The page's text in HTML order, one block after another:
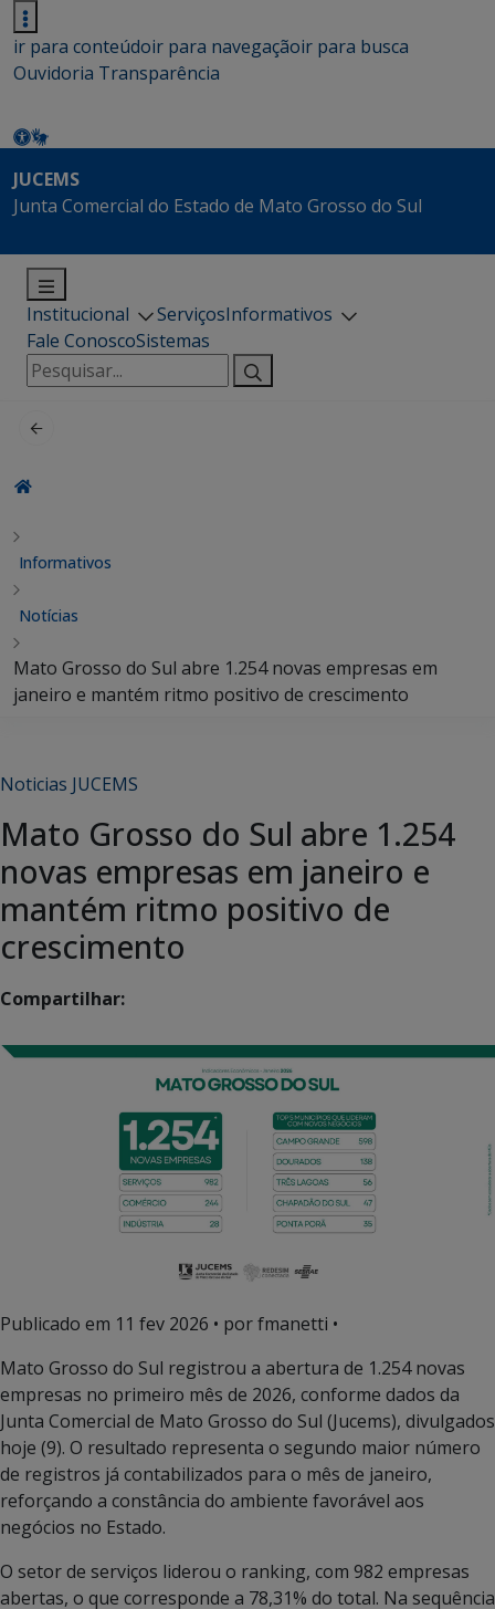
ir para conteúdoir para navegaçãoir para busca
Ouvidoria Transparência
JUCEMS
Junta Comercial do Estado de Mato Grosso do Sul
Institucional ServiçosInformativos
Fale ConoscoSistemas
Pesquisar
por:
Informativos
Notícias
Mato Grosso do Sul abre 1.254 novas empresas em
janeiro e mantém ritmo positivo de crescimento
Noticias JUCEMS
Mato Grosso do Sul abre 1.254
novas empresas em janeiro e
mantém ritmo positivo de
crescimento
Compartilhar:
Publicado em 11 fev 2026 • por fmanetti •
Mato Grosso do Sul registrou a abertura de 1.254 novas
empresas no primeiro mês de 2026, conforme dados da
Junta Comercial de Mato Grosso do Sul (Jucems), divulgados
hoje (9). O resultado representa o segundo maior número
de registros já contabilizados para o mês de janeiro,
reforçando a constância do ambiente favorável aos
negócios no Estado.
O setor de serviços liderou o ranking, com 982 empresas
abertas, o que corresponde a 78,31% do total. Na sequência